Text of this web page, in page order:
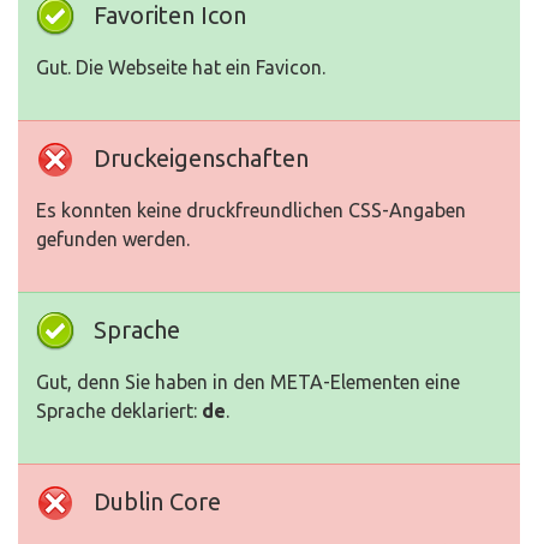
Favoriten Icon
Gut. Die Webseite hat ein Favicon.
Druckeigenschaften
Es konnten keine druckfreundlichen CSS-Angaben
gefunden werden.
Sprache
Gut, denn Sie haben in den META-Elementen eine
Sprache deklariert: de.
Dublin Core